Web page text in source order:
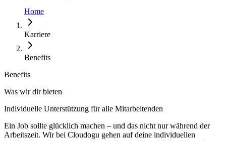
Home
Karriere
Benefits
Benefits
Was wir dir bieten
Individuelle Unterstützung für alle Mitarbeitenden
Ein Job sollte glücklich machen – und das nicht nur während der
Arbeitszeit. Wir bei Cloudogu gehen auf deine individuellen